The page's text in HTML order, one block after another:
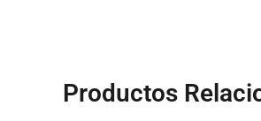
Productos